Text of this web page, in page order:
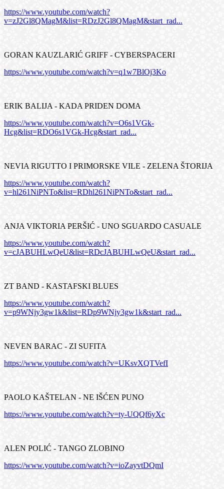
https://www.youtube.com/watch?
v=zJ2Gl8QMagM&list=RDzJ2Gl8QMagM&start_rad...
GORAN KAUZLARIĆ GRIFF - CYBERSPACERI
https://www.youtube.com/watch?v=q1w7BlOj3Ko
ERIK BALIJA - KADA PRIDEN DOMA
https://www.youtube.com/watch?v=O6s1VGk-
Hcg&list=RDO6s1VGk-Hcg&start_rad...
NEVIA RIGUTTO I PRIMORSKE VILE - ZELENA ŠTORIJA
https://www.youtube.com/watch?
v=hl261NiPNTo&list=RDhl261NiPNTo&start_rad...
ANJA VIKTORIA PERŠIĆ - UNO SGUARDO CASUALE
https://www.youtube.com/watch?
v=cJABUHLwQeU&list=RDcJABUHLwQeU&start_rad...
ZT BAND - KASTAFSKI BLUES
https://www.youtube.com/watch?
v=p9WNjy3gw1k&list=RDp9WNjy3gw1k&start_rad...
NEVEN BARAC - ZI SUFITA
https://www.youtube.com/watch?v=UKsvXQTVefI
PAOLO KAŠTELAN - NE IŠĆEN PUNO
https://www.youtube.com/watch?v=ty-UQQf6yXc
ALEN POLIĆ - TANGO ZLOBINO
https://www.youtube.com/watch?v=ioZayvtDQmI